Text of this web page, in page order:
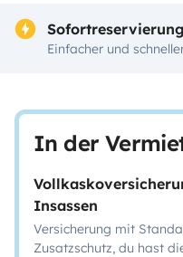
Sofortreservierung
Einfacher und
In der
Insassen
Versicherung mit
Zusatzschutz, du hast